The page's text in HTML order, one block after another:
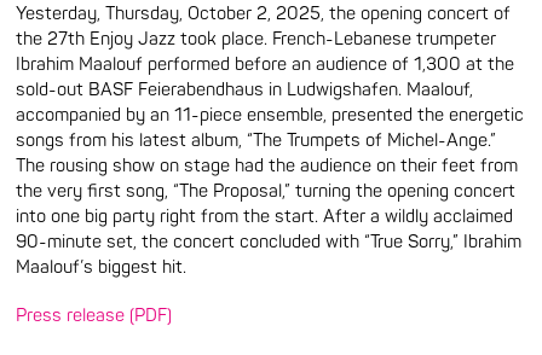
Yesterday, Thursday, October 2, 2025, the opening concert of
the 27th Enjoy Jazz took place. French-Lebanese trumpeter
Ibrahim Maalouf performed before an audience of 1,300 at the
sold-out BASF Feierabendhaus in Ludwigshafen. Maalouf,
accompanied by an 11-piece ensemble, presented the energetic
songs from his latest album, “The Trumpets of Michel-Ange.”
The rousing show on stage had the audience on their feet from
the very first song, “The Proposal,” turning the opening concert
into one big party right from the start. After a wildly acclaimed
90-minute set, the concert concluded with “True Sorry,” Ibrahim
Maalouf’s biggest hit.
Press release (PDF)